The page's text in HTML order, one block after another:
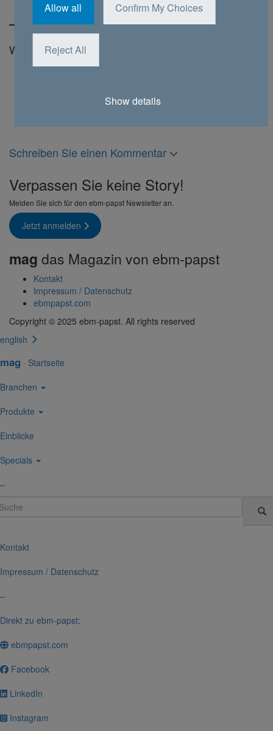
Allow all Confirm My Choices
Reject All
Show details
Weiterempfehlen
Schreiben Sie einen Kommentar
Verpassen Sie keine Story!
Melden Sie sich für den ebm-papst Newsletter an.
Jetzt anmelden
mag das Magazin von ebm-papst
Kontakt
Impressum / Daten­schutz
ebmpapst.com
Copyright © 2025 ebm‑papst. All rights reserved
english
mag · Start­seite
Bran­chen
Produkte
Einblicke
Specials
–
Kontakt
Impressum / Daten­schutz
–
Direkt zu ebm-papst:
ebmpapst.com
Face­book
LinkedIn
Insta­gram